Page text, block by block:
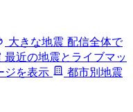
大きな地震 配信全体で
最近の地震とライブマッ
ジを表示
都市別地震